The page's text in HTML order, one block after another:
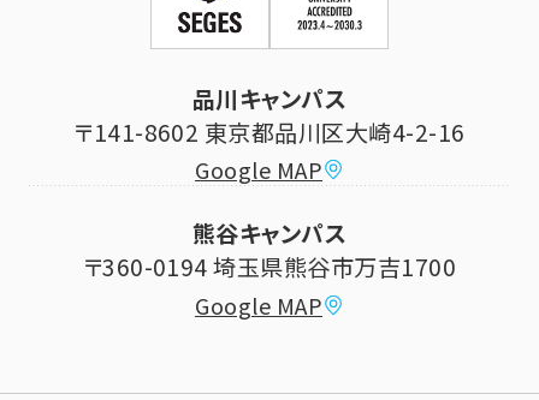
シラバス (講義案内)
学費納付金・奨学金
大学祭
研究推進・社会貢献センター
品川キャンパス
〒141-8602 東京都品川区大崎4-2-16
Google MAP
熊谷キャンパス
〒360-0194 埼玉県熊谷市万吉1700
Google MAP